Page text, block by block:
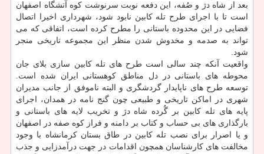
بعد از شاه دژ و صُفه، این دفعه نوبت سرنوشت کوه آتشگاه اصفهان
است تا با اجرای طرح تله کابین نابود شود، شهرداری اخیرا اتصال
فضایی در این محدوده باستانی را مطرح کرده است، اتفاقی که می
تواند به صدمه و مخدوش شدن منظر این مجموعه تاریخی منجر
شود.
واقعیت آنکه چند سالی است طرح های تله کابین سازی بلای جان
محوطه های باستانی در دل مناطق کوهستانی ایران شده است.
توسعه طرح های ناپایدار گردشگری و البته ناموفق از جانب مدیران
شهری در اماکن تاریخی و طبیعی چون گنج نامه در همدان، اجرای
پایه های تله کابین بر گُرده شاه دژ و تخریب لایه های باستانی و
بارگذاری های بی حساب و کتاب بر دامنه و فراز کوه صفه در اصفهان
و یا اصرار برای نصب تله کابین در طاق بستان کرمانشاه با وجود
مخالفت های کارشناسان همچون اقدامات در جهت درآمدزایی و جذب